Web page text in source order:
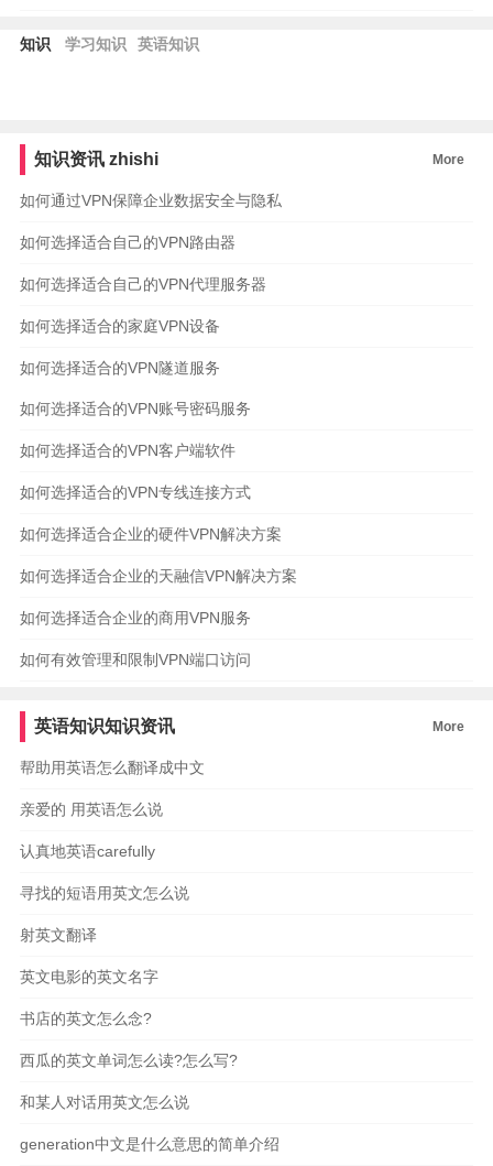
知识 学习知识 英语知识
知识资讯 zhishi More
如何通过VPN保障企业数据安全与隐私
如何选择适合自己的VPN路由器
如何选择适合自己的VPN代理服务器
如何选择适合的家庭VPN设备
如何选择适合的VPN隧道服务
如何选择适合的VPN账号密码服务
如何选择适合的VPN客户端软件
如何选择适合的VPN专线连接方式
如何选择适合企业的硬件VPN解决方案
如何选择适合企业的天融信VPN解决方案
如何选择适合企业的商用VPN服务
如何有效管理和限制VPN端口访问
英语知识知识资讯 More
帮助用英语怎么翻译成中文
亲爱的 用英语怎么说
认真地英语carefully
寻找的短语用英文怎么说
射英文翻译
英文电影的英文名字
书店的英文怎么念?
西瓜的英文单词怎么读?怎么写?
和某人对话用英文怎么说
generation中文是什么意思的简单介绍